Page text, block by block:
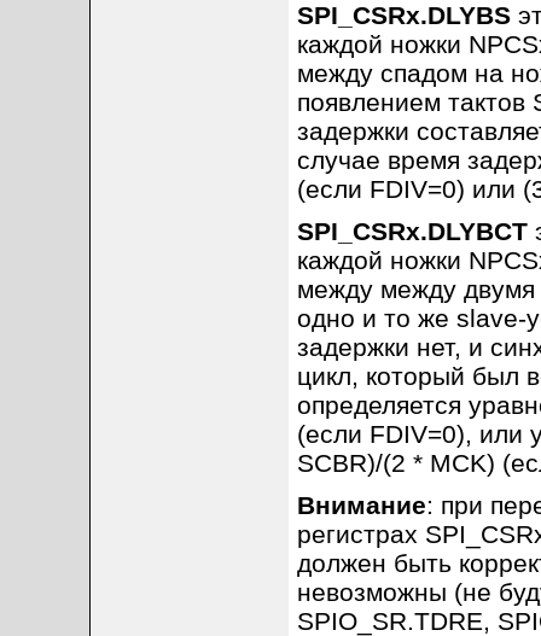
SPI_CSRx.DLYBS
каждой ножки
между спадом на
появлением тактов
задержки
случае время
(если FDIV=0) или
SPI_CSRx.DLYBCT
каждой ножки
между между
одно и то же slave-
задержки нет, и
цикл, который был
определяется
(если FDIV=0), или
SCBR)/(2 * MCK)
Внимание: при
регистрах
должен быть
невозможны (не
SPIO_SR.TDRE,